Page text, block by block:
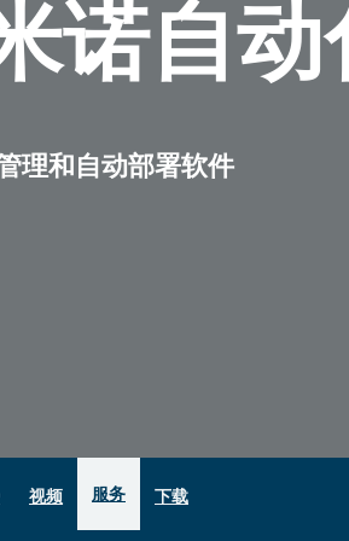
诺自动
理和自动部署软件
视频 服务 下载